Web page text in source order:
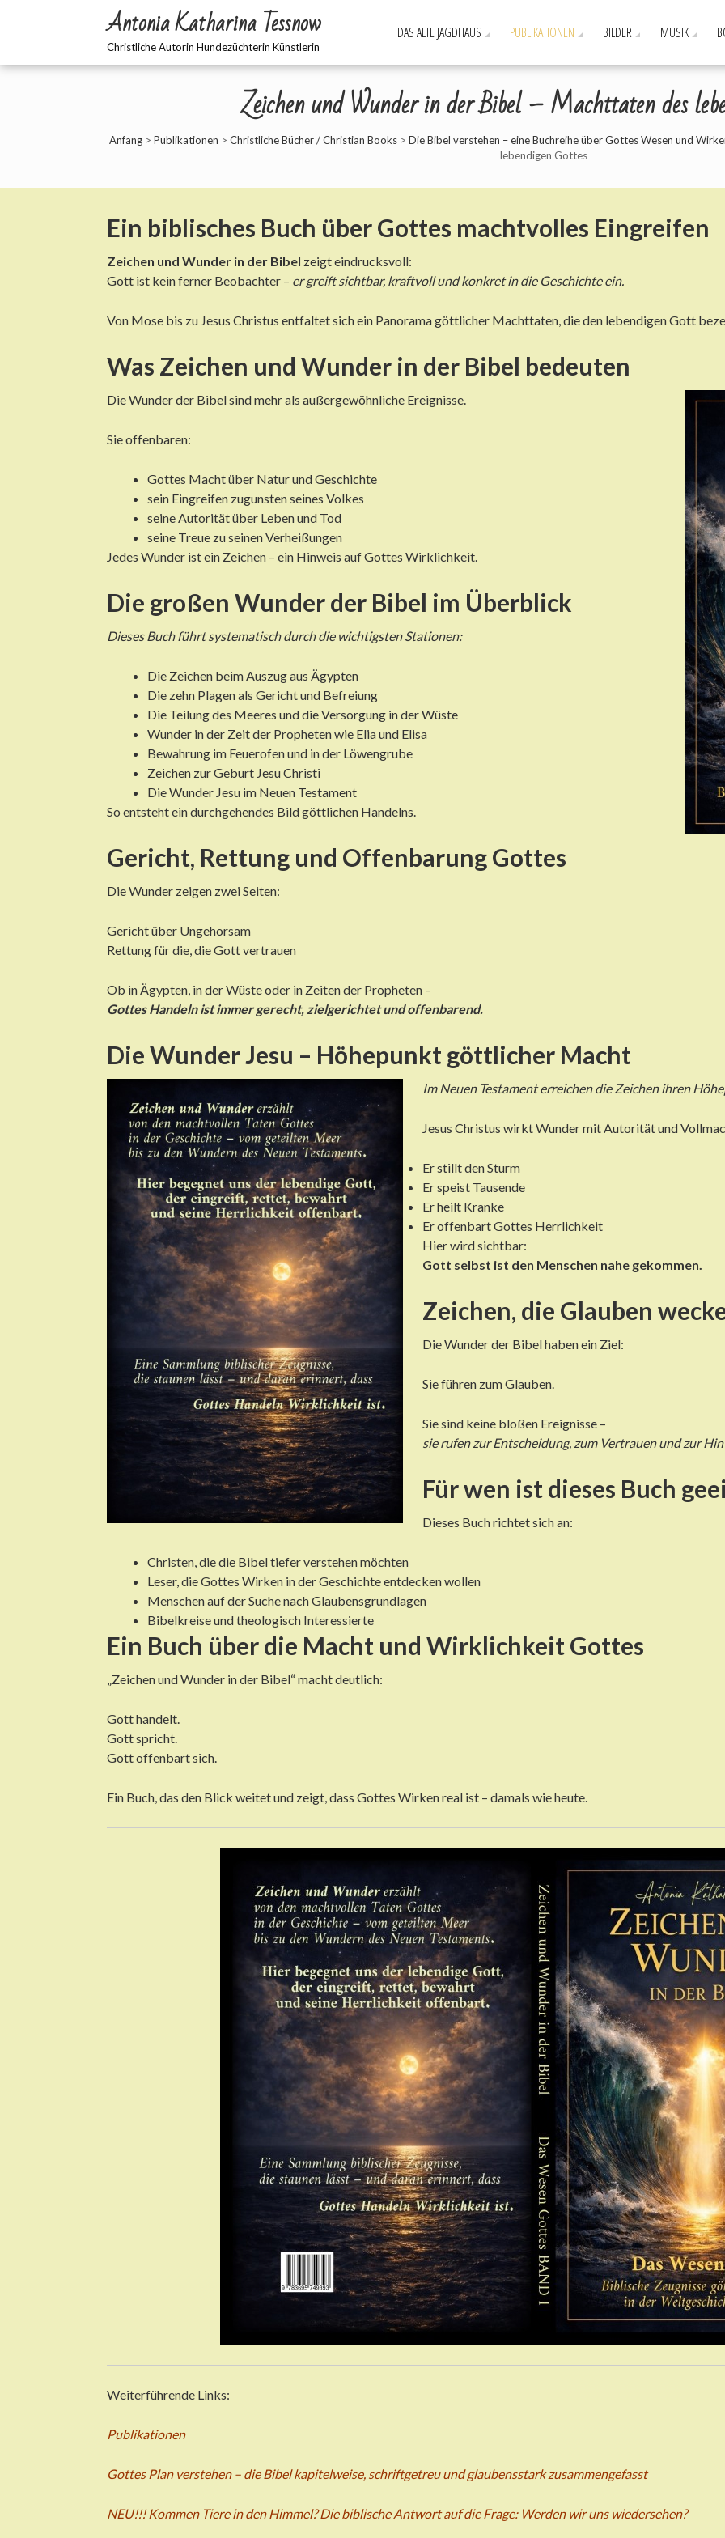
Antonia Katharina Tessnow
Christliche Autorin Hundezüchterin Künstlerin
DAS ALTE JAGDHAUS PUBLIKATIONEN BILDER MUSIK
Zeichen und Wunder in der Bibel – Machttaten des
Anfang > Publikationen > Christliche Bücher / Christian Books > Die Bibel verstehen – eine Buchreihe über Gottes Wesen und
lebendigen Gottes
Ein biblisches Buch über Gottes machtvolles Eingreifen
Zeichen und Wunder in der Bibel zeigt eindrucksvoll:
Gott ist kein ferner Beobachter – er greift sichtbar, kraftvoll und konkret in die Geschichte ein.
Von Mose bis zu Jesus Christus entfaltet sich ein Panorama göttlicher Machttaten, die den lebendigen Gott
Was Zeichen und Wunder in der Bibel bedeuten
Die Wunder der Bibel sind mehr als außergewöhnliche Ereignisse.
Sie offenbaren:
Gottes Macht über Natur und Geschichte
sein Eingreifen zugunsten seines Volkes
seine Autorität über Leben und Tod
seine Treue zu seinen Verheißungen
Jedes Wunder ist ein Zeichen – ein Hinweis auf Gottes Wirklichkeit.
Die großen Wunder der Bibel im Überblick
Dieses Buch führt systematisch durch die wichtigsten Stationen:
Die Zeichen beim Auszug aus Ägypten
Die zehn Plagen als Gericht und Befreiung
Die Teilung des Meeres und die Versorgung in der Wüste
Wunder in der Zeit der Propheten wie Elia und Elisa
Bewahrung im Feuerofen und in der Löwengrube
Zeichen zur Geburt Jesu Christi
Die Wunder Jesu im Neuen Testament
So entsteht ein durchgehendes Bild göttlichen Handelns.
Gericht, Rettung und Offenbarung Gottes
Die Wunder zeigen zwei Seiten:
Gericht über Ungehorsam
Rettung für die, die Gott vertrauen
Ob in Ägypten, in der Wüste oder in Zeiten der Propheten –
Gottes Handeln ist immer gerecht, zielgerichtet und offenbarend.
Die Wunder Jesu – Höhepunkt göttlicher Macht
Im Neuen Testament erreichen die Zeichen ihren
Jesus Christus wirkt Wunder mit Autorität und
Er stillt den Sturm
Er speist Tausende
Er heilt Kranke
Er offenbart Gottes Herrlichkeit
Hier wird sichtbar:
Gott selbst ist den Menschen nahe gekommen.
Zeichen, die Glauben
Die Wunder der Bibel haben ein Ziel:
Sie führen zum Glauben.
Sie sind keine bloßen Ereignisse –
sie rufen zur Entscheidung, zum Vertrauen und zur
Für wen ist dieses Buch
Dieses Buch richtet sich an:
Christen, die die Bibel tiefer verstehen möchten
Leser, die Gottes Wirken in der Geschichte entdecken wollen
Menschen auf der Suche nach Glaubensgrundlagen
Bibelkreise und theologisch Interessierte
Ein Buch über die Macht und Wirklichkeit Gottes
„Zeichen und Wunder in der Bibel“ macht deutlich:
Gott handelt.
Gott spricht.
Gott offenbart sich.
Ein Buch, das den Blick weitet und zeigt, dass Gottes Wirken real ist – damals wie heute.
Weiterführende Links:
Publikationen
Gottes Plan verstehen – die Bibel kapitelweise, schriftgetreu und glaubensstark zusammengefasst
NEU!!! Kommen Tiere in den Himmel? Die biblische Antwort auf die Frage: Werden wir uns wiedersehen?